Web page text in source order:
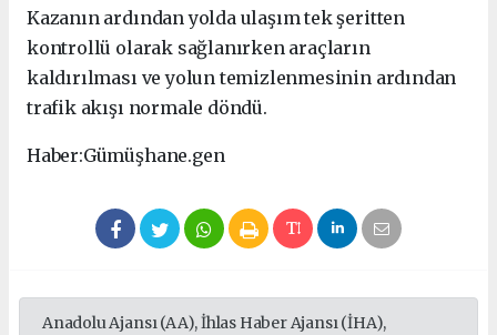
Kazanın ardından yolda ulaşım tek şeritten
kontrollü olarak sağlanırken araçların
kaldırılması ve yolun temizlenmesinin ardından
trafik akışı normale döndü.
Haber:Gümüşhane.gen
Anadolu Ajansı (AA), İhlas Haber Ajansı (İHA),